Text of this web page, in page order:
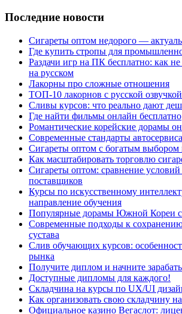
Последние новости
Сигареты оптом недорого —
Где купить стропы для
Раздачи игр на ПК бесплатно: как
на русском
Лакорны про сложные отношения
ТОП-10 лакорнов с русской озвучкой
Сливы курсов: что реально дают
Где найти фильмы онлайн бесплатно
Романтические корейские дорамы
Современные стандарты автосервиса
Сигареты оптом с богатым выбором
Как масштабировать торговлю
Сигареты оптом: сравнение
поставщиков
Курсы по искусственному
направление обучения
Популярные дорамы Южной Кореи с
Современные подходы к
сустава
Слив обучающих курсов:
рынка
Получите диплом и начните
Доступные дипломы для каждого!
Складчина на курсы по UX/UI
Как организовать свою складчину
Официальное казино Вегаслот: